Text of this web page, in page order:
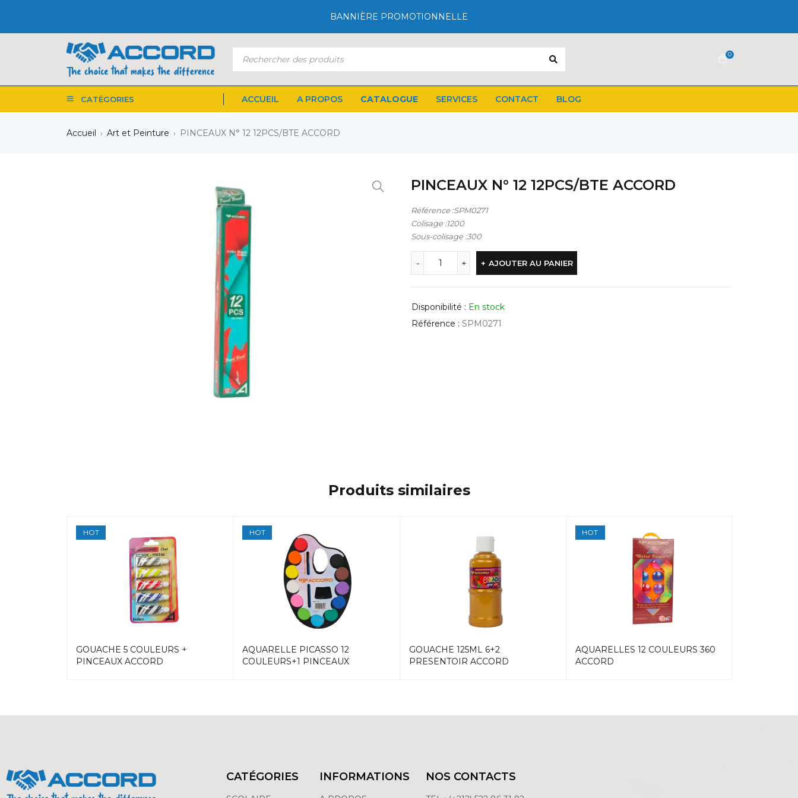
BANNIÈRE PROMOTIONNELLE
0
CATÉGORIES ACCUEIL A PROPOS CATALOGUE SERVICES CONTACT BLOG
Accueil › Art et Peinture › PINCEAUX N° 12 12PCS/BTE ACCORD
PINCEAUX N° 12 12PCS/BTE ACCORD
Référence :SPM0271
Colisage :1200
Sous-colisage :300
AJOUTER AU PANIER
Disponibilité : En stock
Référence : SPM0271
Produits similaires
HOT
GOUACHE 5 COULEURS +
PINCEAUX ACCORD
HOT
AQUARELLE PICASSO 12
COULEURS+1 PINCEAUX
GOUACHE 125ML 6+2
PRESENTOIR ACCORD
HOT
AQUARELLES 12 COULEURS 360
ACCORD
CATÉGORIES INFORMATIONS NOS CONTACTS